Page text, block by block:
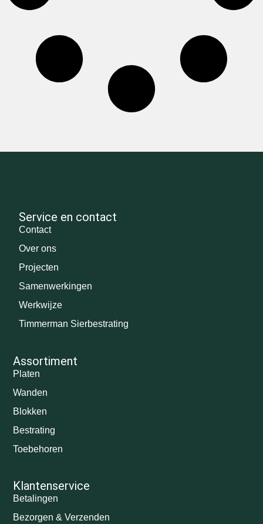
Service en contact
Contact
Over ons
Projecten
Samenwerkingen
Werkwijze
Timmerman Sierbestrating
Assortiment
Platen
Wanden
Blokken
Bestrating
Toebehoren
Klantenservice
Betalingen
Bezorgen & Verzenden